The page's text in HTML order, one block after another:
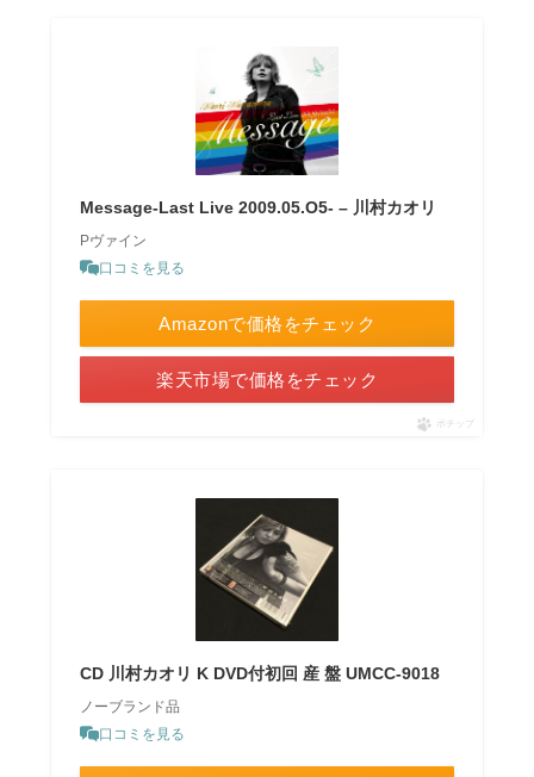
Message-Last Live 2009.05.O5- – 川村カオリ
Pヴァイン
口コミを見る
Amazonで価格をチェック
楽天市場で価格をチェック
ポチップ
CD 川村カオリ K DVD付初回 産 盤 UMCC-9018
ノーブランド品
口コミを見る